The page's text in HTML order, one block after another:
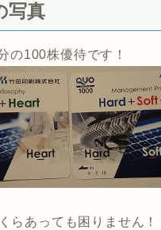
写真
の100株優待です！
らあっても困りません！